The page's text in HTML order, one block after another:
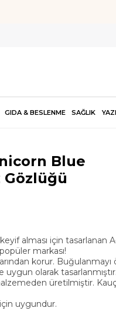
GIDA & BESLENME SAĞLIK
Blue
Gözlüğü
alması için tasarlanan
markası!
korur.
uygun olarak tasarlanmıştır.
üretilmiştir.
uygundur.